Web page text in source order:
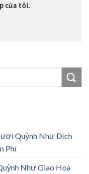
của tôi.
Quỳnh Như Dịch
Phí
Như Giao Hoa